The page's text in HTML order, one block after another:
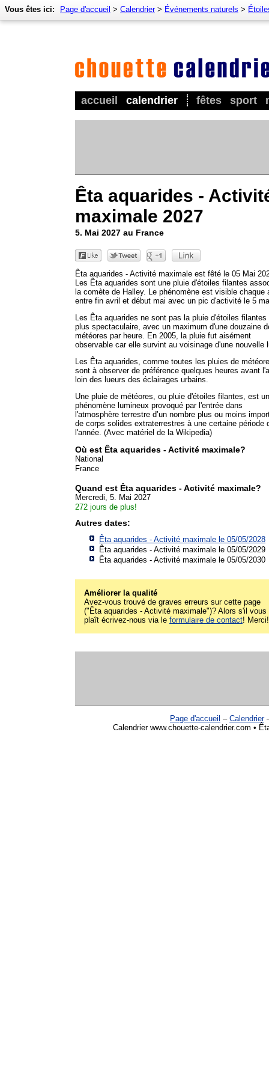
accueil calendrier fêtes sport
Vous êtes ici: Page d'accueil > Calendrier> Événements naturels >
Êta aquarides -
maximale 2027
5. Mai 2027 au France
Êta aquarides - Activité maximale est fêté le 05 Mai
Les Êta aquarides sont une pluie d'étoiles filantes
la comète de Halley. Le phénomène est visible chaque
entre fin avril et début mai avec un pic d'activité le 5
Les Êta aquarides ne sont pas la pluie d'étoiles filantes
plus spectaculaire, avec un maximum d'une douzaine
météores par heure. En 2005, la pluie fut aisément
observable car elle survint au voisinage d'une nouvelle
Les Êta aquarides, comme toutes les pluies de
sont à observer de préférence quelques heures avant
loin des lueurs des éclairages urbains.
Une pluie de météores, ou pluie d'étoiles filantes, est un
phénomène lumineux provoqué par l'entrée dans
l'atmosphère terrestre d’un nombre plus ou moins
de corps solides extraterrestres à une certaine période
l'année. (Avec matériel de la Wikipedia)
Où est Êta aquarides - Activité maximale?
National
France
Quand est Êta aquarides - Activité maximale?
Mercredi, 5. Mai 2027
272 jours de plus!
Autres dates:
Êta aquarides - Activité maximale le 05/05/2028
Êta aquarides - Activité maximale le 05/05/2029
Êta aquarides - Activité maximale le 05/05/2030
Améliorer la qualité
Avez-vous trouvé de graves erreurs sur cette page
("Êta aquarides - Activité maximale")? Alors s'il vous
plaît écrivez-nous via le formulaire de contact! Merci!
Page d'accueil – Calendrier
Calendrier www.chouette-calendrier.com •